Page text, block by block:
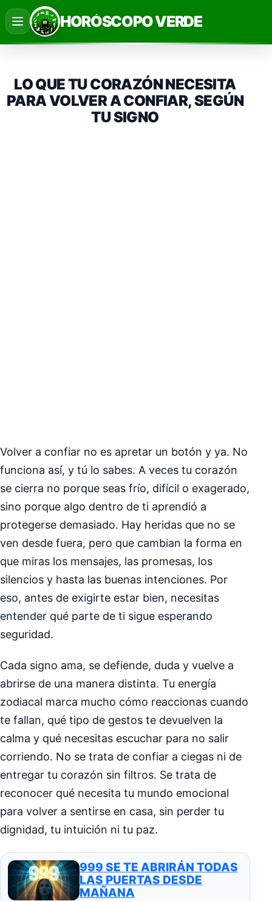
Saltar
al
contenido
HORÓSCOPO VERDE
LO QUE TU CORAZÓN NECESITA
PARA VOLVER A CONFIAR, SEGÚN
TU SIGNO
Volver a confiar no es apretar un botón y ya. No
funciona así, y tú lo sabes. A veces tu corazón
se cierra no porque seas frío, difícil o exagerado,
sino porque algo dentro de ti aprendió a
protegerse demasiado. Hay heridas que no se
ven desde fuera, pero que cambian la forma en
que miras los mensajes, las promesas, los
silencios y hasta las buenas intenciones. Por
eso, antes de exigirte estar bien, necesitas
entender qué parte de ti sigue esperando
seguridad.
Cada signo ama, se defiende, duda y vuelve a
abrirse de una manera distinta. Tu energía
zodiacal marca mucho cómo reaccionas cuando
te fallan, qué tipo de gestos te devuelven la
calma y qué necesitas escuchar para no salir
corriendo. No se trata de confiar a ciegas ni de
entregar tu corazón sin filtros. Se trata de
reconocer qué necesita tu mundo emocional
para volver a sentirse en casa, sin perder tu
dignidad, tu intuición ni tu paz.
999 SE TE ABRIRÁN TODAS
LAS PUERTAS DESDE
MAÑANA